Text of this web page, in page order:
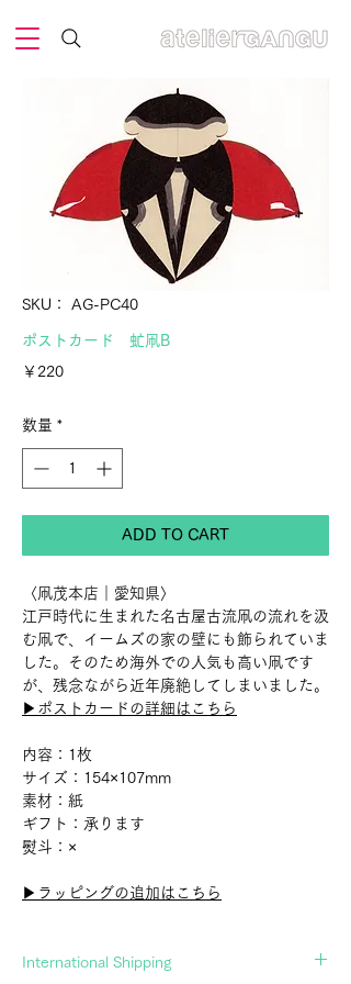
SKU： AG-PC40
ポストカード 虻凧B
￥220価
数量 *
ADD TO CART
〈凧茂本店｜愛知県〉
江戸時代に生まれた名古屋古流凧の流れを汲
む凧で、イームズの家の壁にも飾られていま
した。そのため海外での人気も高い凧です
が、残念ながら近年廃絶してしまいました。
▶︎ポストカードの詳細はこちら
内容：1枚
サイズ：154×107mm
素材：紙
ギフト：承ります
熨斗：×
▶︎ラッピングの追加はこちら
International Shipping